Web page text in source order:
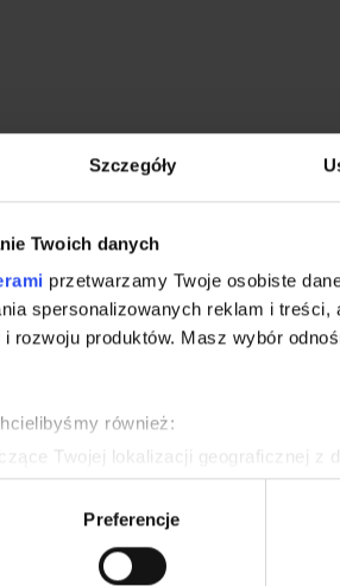
Szczegóły
Twoich danych
przetwarzamy Twoje osobiste
spersonalizowanych reklam i
rozwoju produktów. Masz wybór
również:
Twojej lokalizacji geograficznej z
aktywnie analizując
tego, jak Twoje osobiste dane są
cookie możesz zmienić lub
Preferencje